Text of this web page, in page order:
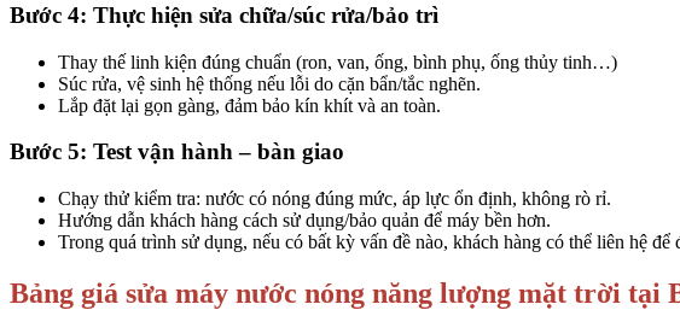
Bước 4: Thực hiện sửa chữa/súc rửa/bảo trì
Thay thế linh kiện đúng chuẩn (ron, van, ống, bình phụ, ống thủy tinh…)
Súc rửa, vệ sinh hệ thống nếu lỗi do cặn bẩn/tắc nghẽn.
Lắp đặt lại gọn gàng, đảm bảo kín khít và an toàn.
Bước 5: Test vận hành – bàn giao
Chạy thử kiểm tra: nước có nóng đúng mức, áp lực ổn định, không rò rỉ.
Hướng dẫn khách hàng cách sử dụng/bảo quản để máy bền hơn.
Trong quá trình sử dụng, nếu có bất kỳ vấn đề nào, khách hàng có thể liên hệ để
Bảng giá sửa máy nước nóng năng lượng mặt trời tại